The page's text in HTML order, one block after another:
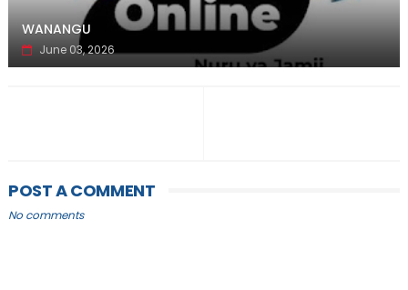
WANANGU
June 03, 2026
POST A COMMENT
No comments